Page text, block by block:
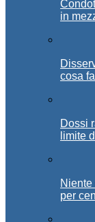
in
cosa
Dossi
limite
per